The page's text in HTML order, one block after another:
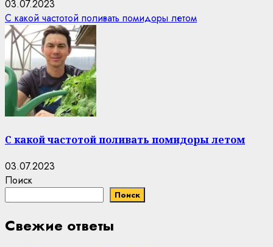
03.07.2023
С какой частотой поливать помидоры летом
С какой частотой поливать помидоры летом
03.07.2023
Поиск
Поиск
Свежие ответы